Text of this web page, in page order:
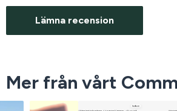
Lämna recension
Mer från vårt